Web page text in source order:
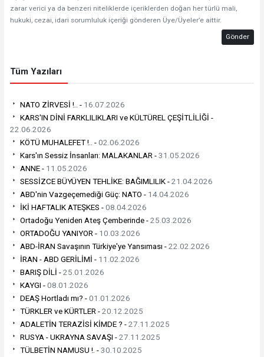
zarar verici ya da benzeri niteliklerde içeriklerden doğan her türlü mali,
hukuki, cezai, idari sorumluluk içeriği gönderen Üye/Üyeler’e aittir.
Gönder
Tüm Yazıları
NATO ZİRVESİ !.. - 16.07.2026
KARS'IN DİNİ FARKLILIKLARI ve KÜLTÜREL ÇEŞİTLİLİĞİ -
22.06.2026
KÖTÜ MUHALEFET !.. -02.06.2026
Kars'ın Sessiz İnsanları: MALAKANLAR -31.05.2026
ANNE - 11.05.2026
SESSİZCE BÜYÜYEN TEHLİKE: BAĞIMLILIK -21.04.2026
ABD'nin Vazgeçemediği Güç: NATO - 14.04.2026
İKİ HAFTALIK ATEŞKES -08.04.2026
Ortadoğu Yeniden Ateş Çemberinde -25.03.2026
ORTADOĞU YANIYOR - 10.03.2026
ABD-İRAN Savaşının Türkiye'ye Yansıması -22.02.2026
İRAN - ABD GERİLİMİ - 11.02.2026
BARIŞ DİLİ -25.01.2026
KAYGI -08.01.2026
DEAŞ Hortladı mı? -01.01.2026
TÜRKLER ve KÜRTLER -20.12.2025
ADALETİN TERAZİSİ KİMDE ? -27.11.2025
RUSYA - UKRAYNA SAVAŞI -27.11.2025
TÜLBETİN NAMUSU !. -30.10.2025